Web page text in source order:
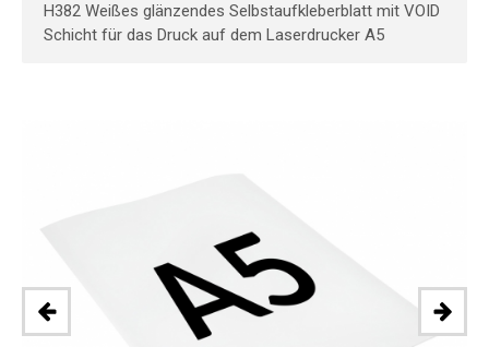
H382 Weißes glänzendes Selbstaufkleberblatt mit VOID
Schicht für das Druck auf dem Laserdrucker A5